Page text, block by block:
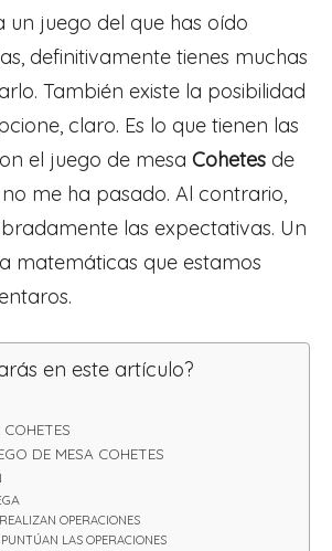
un juego del que has oído
definitivamente tienes muchas
También existe la posibilidad
claro. Es lo que tienen las
el juego de mesa Cohetes de
me ha pasado. Al contrario,
las expectativas. Un
matemáticas que estamos
en este artículo?
DE MESA COHETES
OPERACIONES
LAS OPERACIONES